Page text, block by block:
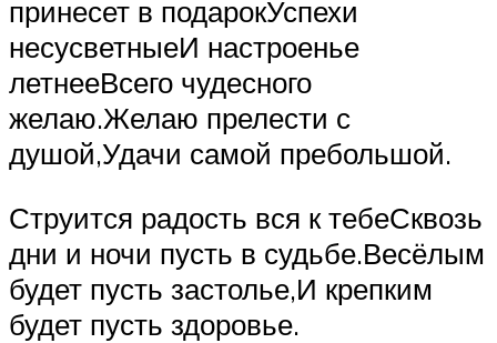
принесет в подарокУспехи
несусветныеИ настроенье
летнееВсего чудесного
желаю.Желаю прелести с
душой,Удачи самой пребольшой.
Струится радость вся к тебеСквозь
дни и ночи пусть в судьбе.Весёлым
будет пусть застолье,И крепким
будет пусть здоровье.